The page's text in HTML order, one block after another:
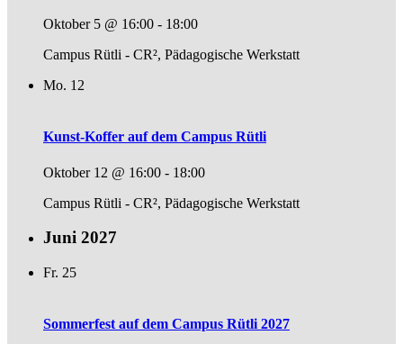
Oktober 5 @ 16:00 - 18:00
Campus Rütli - CR², Pädagogische Werkstatt
Mo. 12
Kunst-Koffer auf dem Campus Rütli
Oktober 12 @ 16:00 - 18:00
Campus Rütli - CR², Pädagogische Werkstatt
Juni 2027
Fr. 25
Sommerfest auf dem Campus Rütli 2027